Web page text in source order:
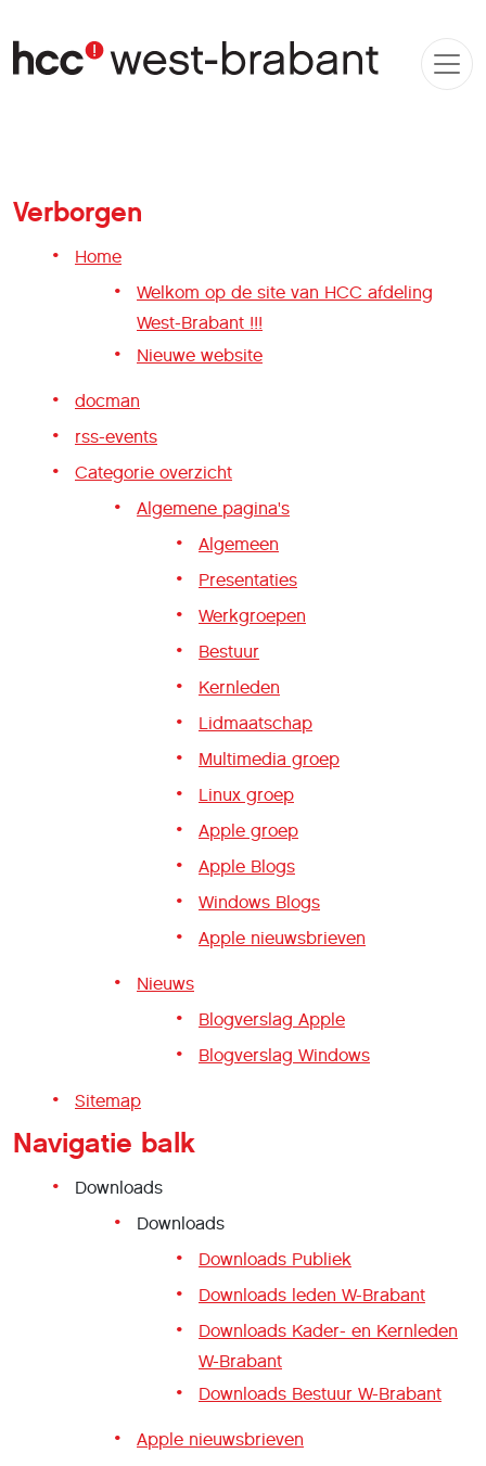
Verborgen
Home
Welkom op de site van HCC afdeling
West-Brabant !!!
Nieuwe website
docman
rss-events
Categorie overzicht
Algemene pagina's
Algemeen
Presentaties
Werkgroepen
Bestuur
Kernleden
Lidmaatschap
Multimedia groep
Linux groep
Apple groep
Apple Blogs
Windows Blogs
Apple nieuwsbrieven
Nieuws
Blogverslag Apple
Blogverslag Windows
Sitemap
Navigatie balk
Downloads
Downloads
Downloads Publiek
Downloads leden W-Brabant
Downloads Kader- en Kernleden
W-Brabant
Downloads Bestuur W-Brabant
Apple nieuwsbrieven